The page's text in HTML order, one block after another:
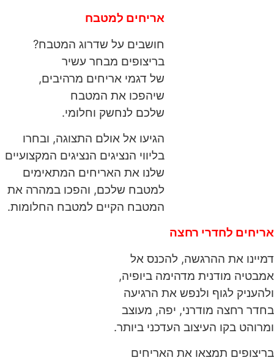
אריחים למטבח
חושבים על שדרוג המטבח?
בריצופים מבחר עשיר
של דגמי אריחים מרהיבים,
שיהפכו את המטבח
שלכם לנחשק וחלומי.
הגיעו אל אולם התצוגה, ובחרו
בליווי הנציגים הנציגים המקצועיים
שלנו את האריחים המתאימים
למטבח שלכם, והפכו במהרה את
המטבח הקיים למטבח החלומות.
אריחים לחדרי רחצה
דמיינו את ההרגשה, להכנס אל
אמבטיה מודנית מדהימה ביופיה,
ולהעניק לגוף ולנפש את הרגיעה
בחדר רחצה מודרני, יפה, מעוצב
ומרוהט בקו העיצוב העדכני ביותר.
בריצופים תמצאו את האריחים